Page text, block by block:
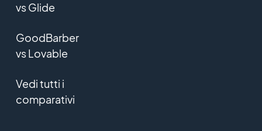
vs Glide
GoodBarber
vs Lovable
Vedi tutti i
comparativi